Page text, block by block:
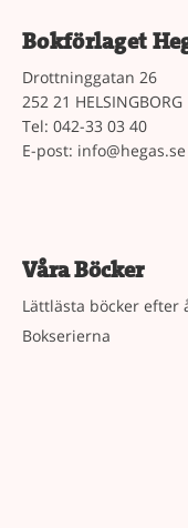
Bokförlaget
Drottninggatan 26
252 21 HELSINGBORG
Tel: 042-33 03 40
E-post: info@hegas.se
Våra Böcker
Lättlästa böcker efter
Bokserierna